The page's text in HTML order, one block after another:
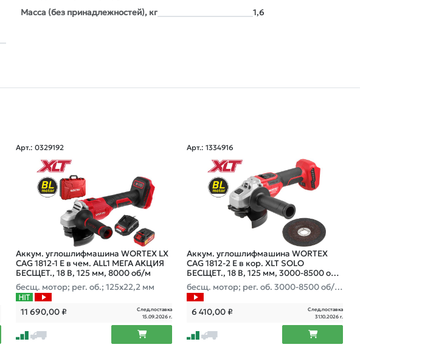
Масса (без принадлежностей), кг
1,6
Арт.: 0329192
Аккум. углошлифмашина WORTEX LX
CAG 1812-1 E в чем. ALL1 МЕГА АКЦИЯ
БЕСЩЕТ., 18 В, 125 мм, 8000 об/м
бесщ. мотор; рег. об.; 125х22,2 мм
11 690,00₽
След.поставка
15.09.2026 г.
Арт.: 1334916
Аккум. углошлифмашина WORTEX
CAG 1812-2 E в кор. XLT SOLO
БЕСЩЕТ., 18 В, 125 мм, 3000-8500 об/
мин
бесщ. мотор; рег. об. 3000-8500 об/м
ин; Anti-Kickback; Drop-Stop; 125х22,2
мм
6 410,00₽
След.поставка
31.10.2026 г.